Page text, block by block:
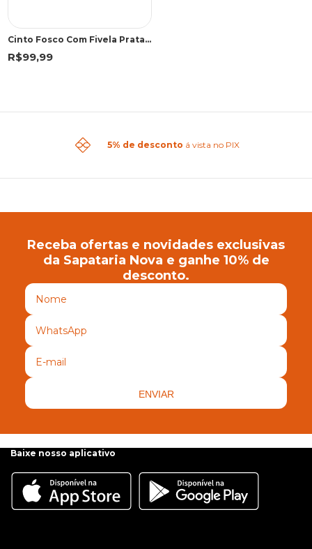
Cinto Fosco Com Fivela Prata Masculino Democrata Marrom Escuro
R$99,99
5% de descontoá vista no PIX
Receba ofertas e novidades exclusivas
da Sapataria Nova e ganhe 10% de
desconto.
ENVIAR
Baixe nosso aplicativo